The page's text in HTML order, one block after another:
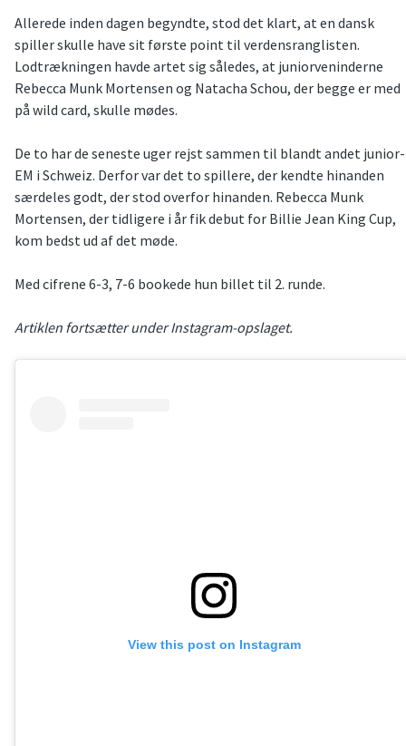
Allerede inden dagen begyndte, stod det klart, at en dansk
spiller skulle have sit første point til verdensranglisten.
Lodtrækningen havde artet sig således, at juniorveninderne
Rebecca Munk Mortensen og Natacha Schou, der begge er med
på wild card, skulle mødes.
De to har de seneste uger rejst sammen til blandt andet junior-
EM i Schweiz. Derfor var det to spillere, der kendte hinanden
særdeles godt, der stod overfor hinanden. Rebecca Munk
Mortensen, der tidligere i år fik debut for Billie Jean King Cup,
kom bedst ud af det møde.
Med cifrene 6-3, 7-6 bookede hun billet til 2. runde.
Artiklen fortsætter under Instagram-opslaget.
View this post on Instagram